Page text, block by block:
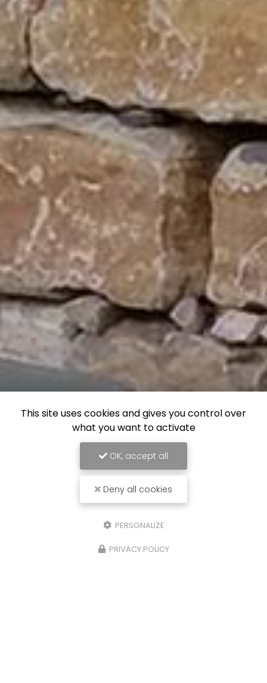
This site uses cookies and gives you control over
what you want to activate
OK, accept all
Deny all cookies
PERSONALIZE
PRIVACY POLICY